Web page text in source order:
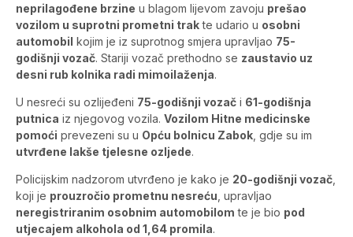
neprilagođene brzine u blagom lijevom zavoju prešao
vozilom u suprotni prometni trakte udario u osobni
automobil kojim je iz suprotnog smjera upravljao 75-
godišnji vozač. Stariji vozač prethodno se zaustavio uz
desni rub kolnika radi mimoilaženja.
U nesreći su ozlijeđeni 75-godišnji vozač i 61-godišnja
putnica iz njegovog vozila. Vozilom Hitne medicinske
pomoći prevezeni su u Opću bolnicu Zabok , gdje su im
utvrđene lakše tjelesne ozljede.
Policijskim nadzorom utvrđeno je kako je 20-godišnji vozač
koji je prouzročio prometnu nesreću , upravljao
neregistriranim osobnim automobilom te je bio pod
utjecajem alkohola od 1,64 promila.